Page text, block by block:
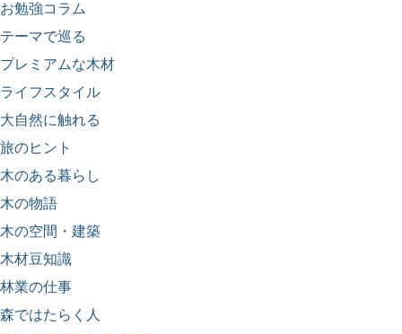
お勉強コラム
テーマで巡る
プレミアムな木材
ライフスタイル
大自然に触れる
旅のヒント
木のある暮らし
木の物語
木の空間・建築
木材豆知識
林業の仕事
森ではたらく人